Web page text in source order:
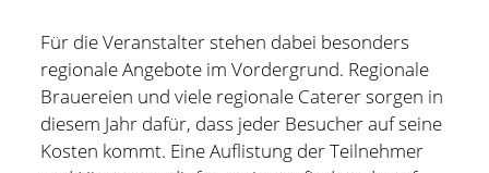
Für die Veranstalter stehen dabei besonders
regionale Angebote im Vordergrund. Regionale
Brauereien und viele regionale Caterer sorgen in
diesem Jahr dafür, dass jeder Besucher auf seine
Kosten kommt. Eine Auflistung der Teilnehmer